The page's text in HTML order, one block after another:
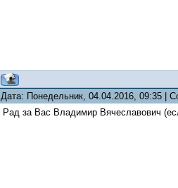
Дата: Понедельник, 04.04.2016, 09:35 |
Рад за Вас Владимир Вячеславович